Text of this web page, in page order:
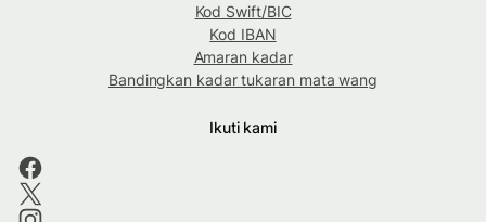
Kod Swift/BIC
Kod IBAN
Amaran kadar
Bandingkan kadar tukaran mata wang
Ikuti kami